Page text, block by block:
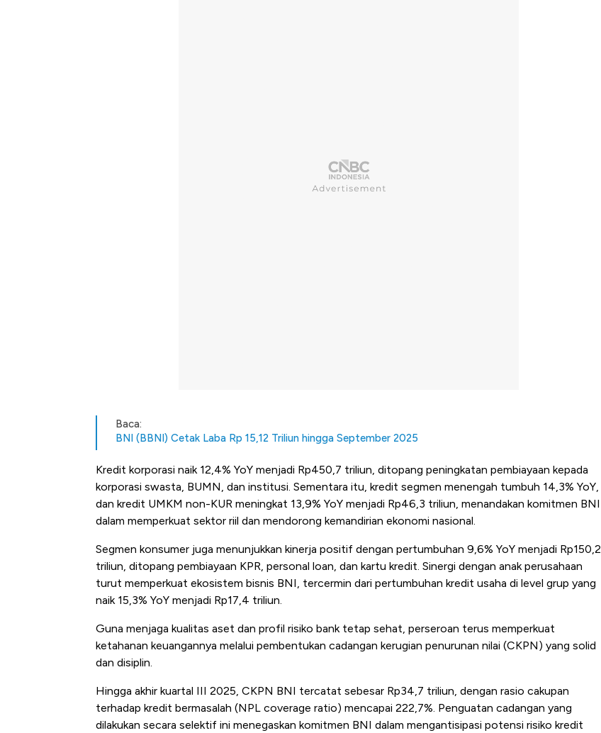
Baca:
BNI (BBNI) Cetak Laba Rp 15,12 Triliun hingga September 2025
Kredit korporasi naik 12,4% YoY menjadi Rp450,7 triliun, ditopang peningkatan pembiayaan kepada
korporasi swasta, BUMN, dan institusi. Sementara itu, kredit segmen menengah tumbuh 14,3% YoY,
dan kredit UMKM non-KUR meningkat 13,9% YoY menjadi Rp46,3 triliun, menandakan komitmen BNI
dalam memperkuat sektor riil dan mendorong kemandirian ekonomi nasional.
Segmen konsumer juga menunjukkan kinerja positif dengan pertumbuhan 9,6% YoY menjadi Rp150,2
triliun, ditopang pembiayaan KPR, personal loan, dan kartu kredit. Sinergi dengan anak perusahaan
turut memperkuat ekosistem bisnis BNI, tercermin dari pertumbuhan kredit usaha di level grup yang
naik 15,3% YoY menjadi Rp17,4 triliun.
Guna menjaga kualitas aset dan profil risiko bank tetap sehat, perseroan terus memperkuat
ketahanan keuangannya melalui pembentukan cadangan kerugian penurunan nilai (CKPN) yang solid
dan disiplin.
Hingga akhir kuartal III 2025, CKPN BNI tercatat sebesar Rp34,7 triliun, dengan rasio cakupan
terhadap kredit bermasalah (NPL coverage ratio) mencapai 222,7%. Penguatan cadangan yang
dilakukan secara selektif ini menegaskan komitmen BNI dalam mengantisipasi potensi risiko kredit
Kongo Tutup Keran Ekspor, Harga
Tembaga Terbang ke Zona Berbahaya